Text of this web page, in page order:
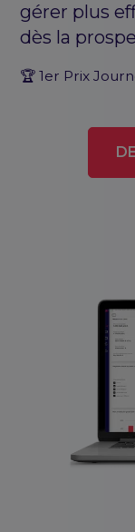
gérer plus
dès la
🏆 1er Prix